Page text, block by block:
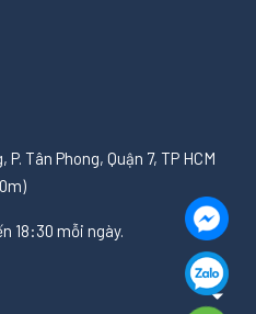
Tân Phong, Quận 7, TP HCM
18:30 mỗi ngày.